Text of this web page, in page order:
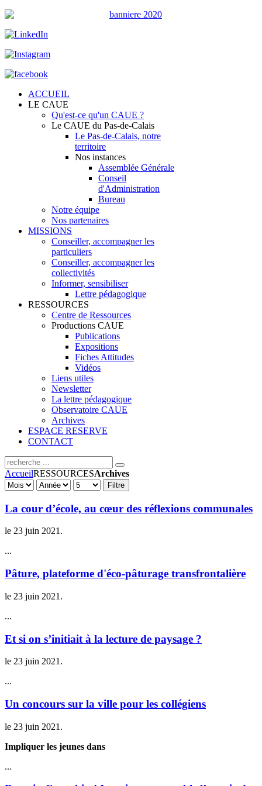
ACCUEIL
LE CAUE
Qu'est-ce qu'un CAUE ?
Le CAUE du Pas-de-Calais
Le Pas-de-Calais, notre
territoire
Nos instances
Assemblée Générale
Conseil
d'Administration
Bureau
Notre équipe
Nos partenaires
MISSIONS
Conseiller, accompagner les
particuliers
Conseiller, accompagner les
collectivités
Informer, sensibiliser
Lettre pédagogique
RESSOURCES
Centre de Ressources
Productions CAUE
Publications
Expositions
Fiches Attitudes
Vidéos
Liens utiles
Newsletter
La lettre pédagogique
Observatoire CAUE
Archives
ESPACE RESERVE
CONTACT
AccueilRESSOURCESArchives
Filtre
La cour d’école, au cœur des réflexions communales
le 23 juin 2021.
...
Pâture, plateforme d'éco-pâturage transfrontalière
le 23 juin 2021 .
...
Et si on s’initiait à la lecture de paysage ?
le 23 juin 2021 .
...
Un concours sur la ville pour les collégiens
le 23 juin 2021 .
Impliquer les jeunes dans
...